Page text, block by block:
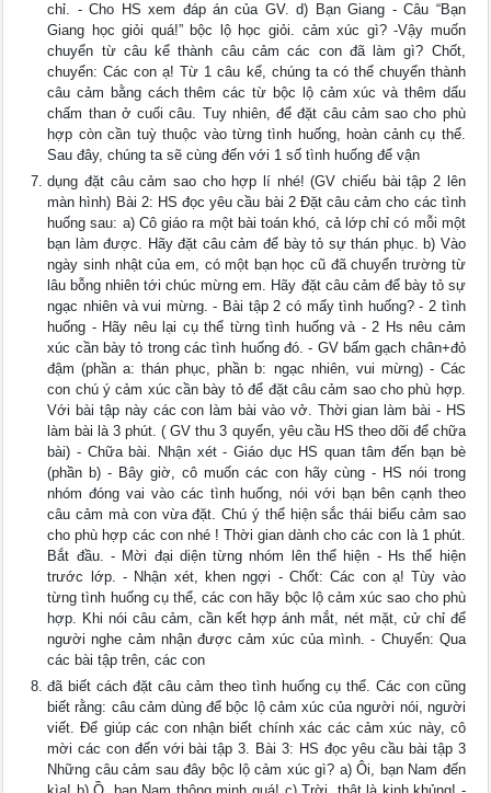
chỉ. - Cho HS xem đáp án của GV. d) Bạn Giang - Câu “Bạn
Giang học giỏi quá!” bộc lộ học giỏi. cảm xúc gì? -Vậy muốn
chuyển từ câu kể thành câu cảm các con đã làm gì? Chốt,
chuyển: Các con ạ! Từ 1 câu kể, chúng ta có thể chuyển thành
câu cảm bằng cách thêm các từ bộc lộ cảm xúc và thêm dấu
chấm than ở cuối câu. Tuy nhiên, để đặt câu cảm sao cho phù
hợp còn cần tuỳ thuộc vào từng tình huống, hoàn cảnh cụ thể.
Sau đây, chúng ta sẽ cùng đến với 1 số tình huống để vận
dụng đặt câu cảm sao cho hợp lí nhé! (GV chiếu bài tập 2 lên
màn hình) Bài 2: HS đọc yêu cầu bài 2 Đặt câu cảm cho các tình
huống sau: a) Cô giáo ra một bài toán khó, cả lớp chỉ có mỗi một
bạn làm được. Hãy đặt câu cảm để bày tỏ sự thán phục. b) Vào
ngày sinh nhật của em, có một bạn học cũ đã chuyển trường từ
lâu bỗng nhiên tới chúc mừng em. Hãy đặt câu cảm để bày tỏ sự
ngạc nhiên và vui mừng. - Bài tập 2 có mấy tình huống? - 2 tình
huống - Hãy nêu lại cụ thể từng tình huống và - 2 Hs nêu cảm
xúc cần bày tỏ trong các tình huống đó. - GV bấm gạch chân+đỏ
đậm (phần a: thán phục, phần b: ngạc nhiên, vui mừng) - Các
con chú ý cảm xúc cần bày tỏ để đặt câu cảm sao cho phù hợp.
Với bài tập này các con làm bài vào vở. Thời gian làm bài - HS
làm bài là 3 phút. ( GV thu 3 quyển, yêu cầu HS theo dõi để chữa
bài) - Chữa bài. Nhận xét - Giáo dục HS quan tâm đến bạn bè
(phần b) - Bây giờ, cô muốn các con hãy cùng - HS nói trong
nhóm đóng vai vào các tình huống, nói với bạn bên cạnh theo
câu cảm mà con vừa đặt. Chú ý thể hiện sắc thái biểu cảm sao
cho phù hợp các con nhé ! Thời gian dành cho các con là 1 phút.
Bắt đầu. - Mời đại diện từng nhóm lên thể hiện - Hs thể hiện
trước lớp. - Nhận xét, khen ngợi - Chốt: Các con ạ! Tùy vào
từng tình huống cụ thể, các con hãy bộc lộ cảm xúc sao cho phù
hợp. Khi nói câu cảm, cần kết hợp ánh mắt, nét mặt, cử chỉ để
người nghe cảm nhận được cảm xúc của mình. - Chuyển: Qua
các bài tập trên, các con
đã biết cách đặt câu cảm theo tình huống cụ thể. Các con cũng
biết rằng: câu cảm dùng để bộc lộ cảm xúc của người nói, người
viết. Để giúp các con nhận biết chính xác các cảm xúc này, cô
mời các con đến với bài tập 3. Bài 3: HS đọc yêu cầu bài tập 3
Những câu cảm sau đây bộc lộ cảm xúc gì? a) Ôi, bạn Nam đến